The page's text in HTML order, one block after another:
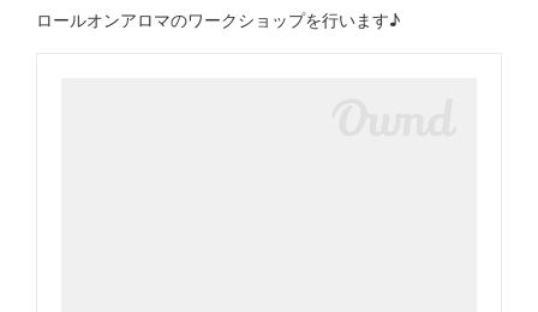
ロールオンアロマのワークショップを行います♪